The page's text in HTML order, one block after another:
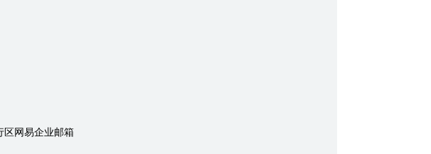
区网易企业邮箱